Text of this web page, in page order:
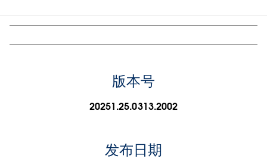
版本号
20251.25.0313.2002
发布日期